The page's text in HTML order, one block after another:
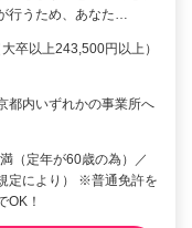
行うため、あなた…
卒以上243,500円以上）
内いずれかの事業所へ
（定年が60歳の為）／
定により） ※普通免許を
OK！